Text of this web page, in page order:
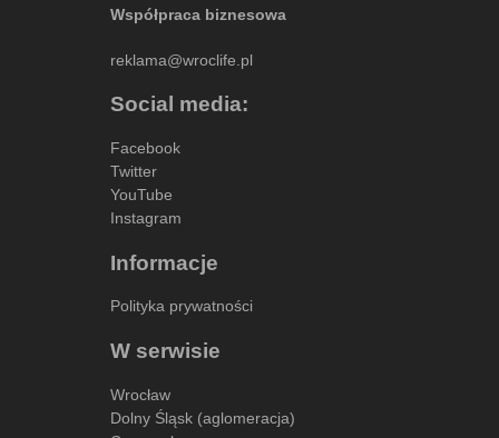
Współpraca biznesowa
reklama@wroclife.pl
Social media:
Facebook
Twitter
YouTube
Instagram
Informacje
Polityka prywatności
W serwisie
Wrocław
Dolny Śląsk (aglomeracja)